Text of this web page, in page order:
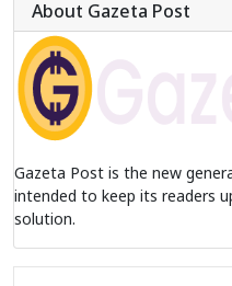
About Gazeta Post
Gazeta Post is the new
intended to keep its readers
solution.